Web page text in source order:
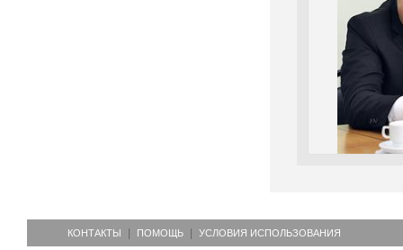
КОНТАКТЫ ПОМОЩЬ УСЛОВИЯ ИСПОЛЬЗОВАНИЯ